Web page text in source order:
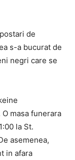
de
s-a bucurat de
negri care se
masa funerara
la St.
asemenea,
in afara